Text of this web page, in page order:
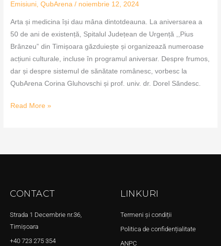
Emisiuni,QubArena / noiembrie 12, 2024
Arta și medicina își dau mâna dintotdeauna. La aniversarea a
50 de ani de existență, Spitalul Județean de Urgență ,,Pius
Brânzeu” din Timișoara găzduiește și organizează numeroase
acțiuni culturale, incluse în programul aniversar. Despre frumos,
dar și despre sistemul de sănătate românesc, vorbesc la
QubArena Corina Gluhovschi și prof. univ. dr. Dorel Săndesc.
Read More »
CONTACT
Strada 1 Decembrie nr.36,
Timișoara
+40 723 275 354
LINKURI
Termeni și condiții
Politica de confidențialitate
ANPC